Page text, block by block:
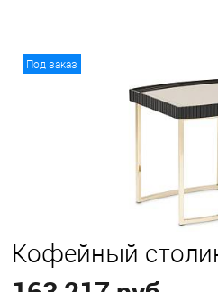
Под заказ
Кофейный